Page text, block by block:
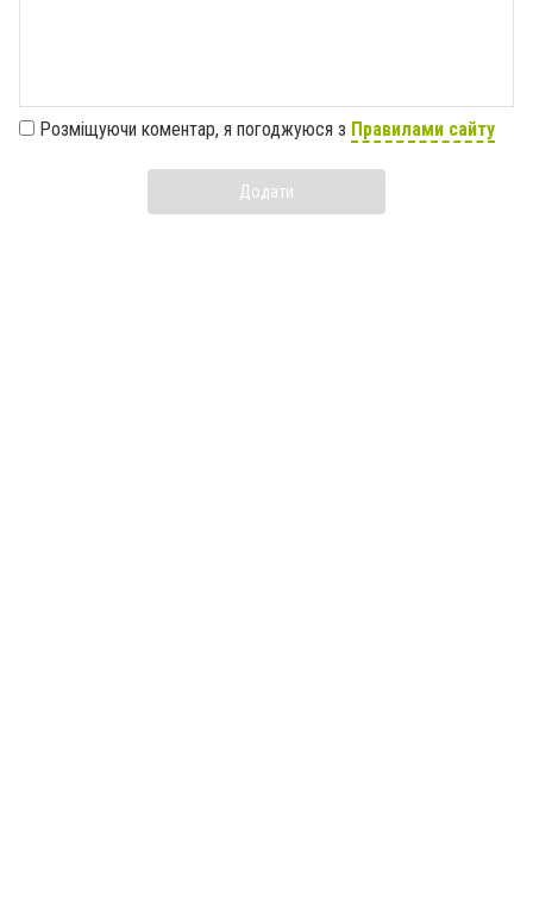
Розміщуючи коментар, я погоджуюся з Правилами сайту
Додати